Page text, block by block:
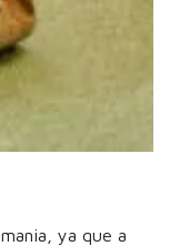
ya que a